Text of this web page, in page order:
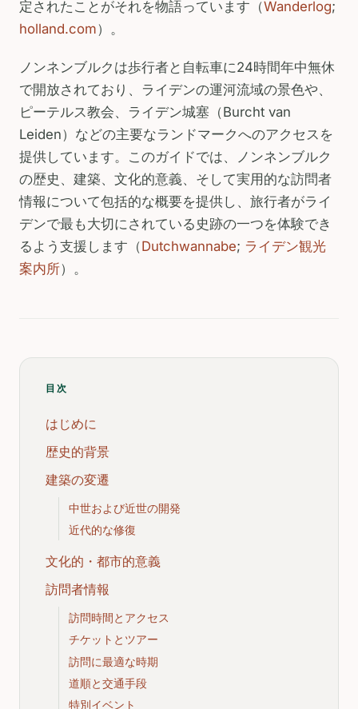
定されたことがそれを物語っています（Wanderlog;
holland.com）。
ノンネンブルクは歩行者と自転車に24時間年中無休
で開放されており、ライデンの運河流域の景色や、
ピーテルス教会、ライデン城塞（Burcht van
Leiden）などの主要なランドマークへのアクセスを
提供しています。このガイドでは、ノンネンブルク
の歴史、建築、文化的意義、そして実用的な訪問者
情報について包括的な概要を提供し、旅行者がライ
デンで最も大切にされている史跡の一つを体験でき
るよう支援します（Dutchwannabe; ライデン観光
案内所）。
目次
はじめに
歴史的背景
建築の変遷
中世および近世の開発
近代的な修復
文化的・都市的意義
訪問者情報
訪問時間とアクセス
チケットとツアー
訪問に最適な時期
道順と交通手段
特別イベント